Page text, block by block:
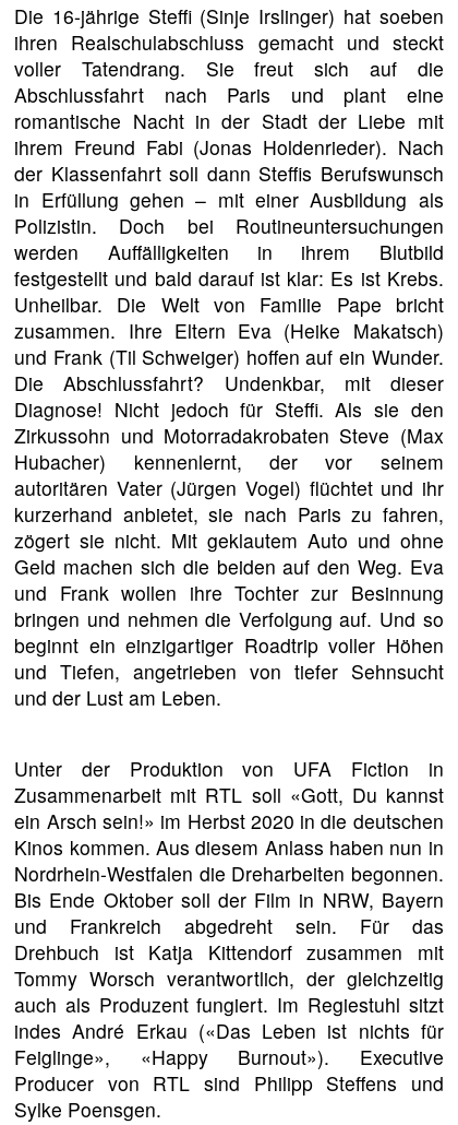
Die 16-jährige Steffi (Sinje Irslinger) hat soeben
ihren Realschulabschluss gemacht und steckt
voller Tatendrang. Sie freut sich auf die
Abschlussfahrt nach Paris und plant eine
romantische Nacht in der Stadt der Liebe mit
ihrem Freund Fabi (Jonas Holdenrieder). Nach
der Klassenfahrt soll dann Steffis Berufswunsch
in Erfüllung gehen – mit einer Ausbildung als
Polizistin. Doch bei Routineuntersuchungen
werden Auffälligkeiten in ihrem Blutbild
festgestellt und bald darauf ist klar: Es ist Krebs.
Unheilbar. Die Welt von Familie Pape bricht
zusammen. Ihre Eltern Eva (Heike Makatsch)
und Frank (Til Schweiger) hoffen auf ein Wunder.
Die Abschlussfahrt? Undenkbar, mit dieser
Diagnose! Nicht jedoch für Steffi. Als sie den
Zirkussohn und Motorradakrobaten Steve (Max
Hubacher) kennenlernt, der vor seinem
autoritären Vater (Jürgen Vogel) flüchtet und ihr
kurzerhand anbietet, sie nach Paris zu fahren,
zögert sie nicht. Mit geklautem Auto und ohne
Geld machen sich die beiden auf den Weg. Eva
und Frank wollen ihre Tochter zur Besinnung
bringen und nehmen die Verfolgung auf. Und so
beginnt ein einzigartiger Roadtrip voller Höhen
und Tiefen, angetrieben von tiefer Sehnsucht
und der Lust am Leben.
Unter der Produktion von UFA Fiction in
Zusammenarbeit mit RTL soll «Gott, Du kannst
ein Arsch sein!» im Herbst 2020 in die deutschen
Kinos kommen. Aus diesem Anlass haben nun in
Nordrhein-Westfalen die Dreharbeiten begonnen.
Bis Ende Oktober soll der Film in NRW, Bayern
und Frankreich abgedreht sein. Für das
Drehbuch ist Katja Kittendorf zusammen mit
Tommy Worsch verantwortlich, der gleichzeitig
auch als Produzent fungiert. Im Regiestuhl sitzt
indes André Erkau («Das Leben ist nichts für
Feiglinge», «Happy Burnout»). Executive
Producer von RTL sind Philipp Steffens und
Sylke Poensgen.